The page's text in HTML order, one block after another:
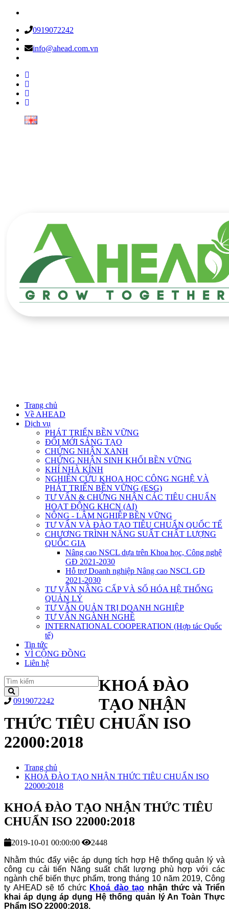
0919072242
info@ahead.com.vn
Trang chủ
Về AHEAD
Dịch vụ
PHÁT TRIỂN BỀN VỮNG
ĐỔI MỚI SÁNG TẠO
CHỨNG NHẬN XANH
CHỨNG NHẬN SINH KHỐI BỀN VỮNG
KHÍ NHÀ KÍNH
NGHIÊN CỨU KHOA HỌC CÔNG NGHỆ VÀ
PHÁT TRIỂN BỀN VỮNG (ESG)
TƯ VẤN & CHỨNG NHẬN CÁC TIÊU CHUẨN
HOẠT ĐỘNG KHCN (AI)
NÔNG - LÂM NGHIỆP BỀN VỮNG
TƯ VẤN VÀ ĐÀO TẠO TIÊU CHUẨN QUỐC TẾ
CHƯƠNG TRÌNH NĂNG SUẤT CHẤT LƯỢNG
QUỐC GIA
Nâng cao NSCL dựa trên Khoa học, Công nghệ
GĐ 2021-2030
Hỗ trợ Doanh nghiệp Nâng cao NSCL GĐ
2021-2030
TƯ VẤN NÂNG CẤP VÀ SỐ HÓA HỆ THỐNG
QUẢN LÝ
TƯ VẤN QUẢN TRỊ DOANH NGHIỆP
TƯ VẤN NGÀNH NGHỀ
INTERNATIONAL COOPERATION (Hợp tác Quốc
tế)
Tin tức
VÌ CỘNG ĐỒNG
Liên hệ
0919072242
KHOÁ ĐÀO
TẠO NHẬN
THỨC TIÊU CHUẨN ISO
22000:2018
Trang chủ
KHOÁ ĐÀO TẠO NHẬN THỨC TIÊU CHUẨN ISO
22000:2018
KHOÁ ĐÀO TẠO NHẬN THỨC TIÊU
CHUẨN ISO 22000:2018
2019-10-01 00:00:00
2448
Nhằm thúc đẩy việc áp dụng tích hợp Hệ thống quản lý và
công cụ cải tiến Năng suất chất lượng phù hợp với các
ngành chế biến thực phẩm, trong tháng 10 năm 2019, Công
ty AHEAD sẽ tổ chức Khoá đào tạo nhận thức và Triển
khai áp dụng áp dụng Hệ thống quản lý An Toàn Thực
Phẩm ISO 22000:2018.